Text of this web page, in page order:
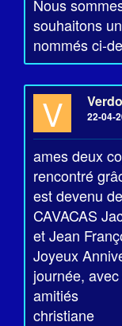
Nous
souhaitons
nommés ci-
V 22-04-
ames deux
rencontré
est devenu
CAVACAS
et Jean
Joyeux
journée,
amitiés
christiane